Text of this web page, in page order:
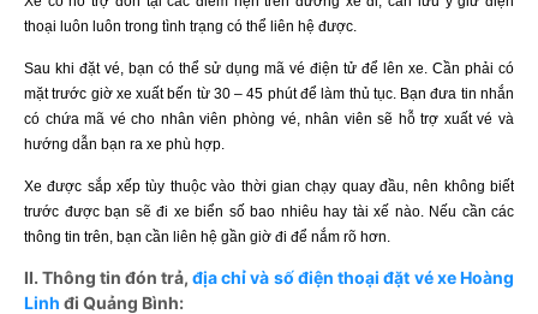
thoại luôn luôn trong tình trạng có thể liên hệ được.
Sau khi đặt vé, bạn có thể sử dụng mã vé điện tử để lên xe. Cần phải có
mặt trước giờ xe xuất bến từ 30 – 45 phút để làm thủ tục. Bạn đưa tin nhắn
có chứa mã vé cho nhân viên phòng vé, nhân viên sẽ hỗ trợ xuất vé và
hướng dẫn bạn ra xe phù hợp.
Xe được sắp xếp tùy thuộc vào thời gian chạy quay đầu, nên không biết
trước được bạn sẽ đi xe biển số bao nhiêu hay tài xế nào. Nếu cần các
thông tin trên, bạn cần liên hệ gần giờ đi để nắm rõ hơn.
II. Thông tin đón trả, địa chỉ và số điện thoại đặt vé xe Hoàng
Linh đi Quảng Bình: